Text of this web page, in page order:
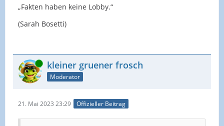
„Fakten haben keine Lobby.“
(Sarah Bosetti)
Online kleiner gruener frosch
Moderator
21. Mai 2023 23:29 Offizieller Beitrag